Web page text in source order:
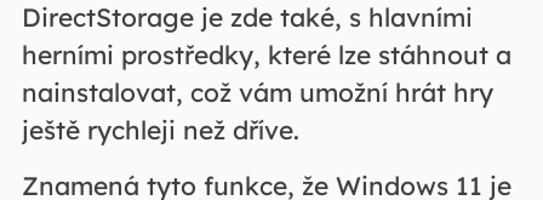
DirectStorage je zde také, s hlavními
herními prostředky, které lze stáhnout a
nainstalovat, což vám umožní hrát hry
ještě rychleji než dříve.
Znamená tyto funkce, že Windows 11 je